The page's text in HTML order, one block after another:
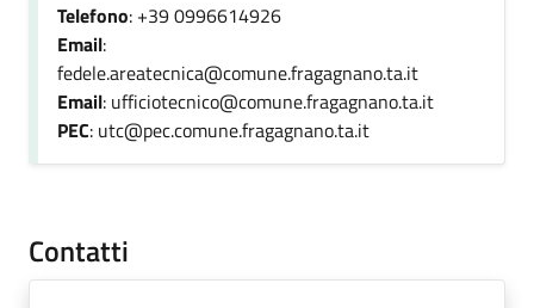
Telefono: +39 0996614926
Email:
fedele.areatecnica@comune.fragagnano.ta.it
Email: ufficiotecnico@comune.fragagnano.ta.it
PEC: utc@pec.comune.fragagnano.ta.it
Contatti